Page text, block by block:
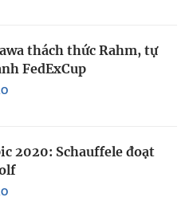
thách thức Rahm, tự
FedExCup
2020: Schauffele đoạt